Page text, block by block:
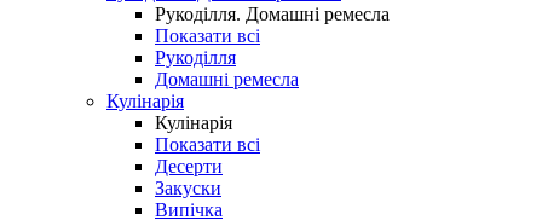
Рукоділля. Домашні ремесла
Показати всі
Рукоділля
Домашні ремесла
Кулінарія
Кулінарія
Показати всі
Десерти
Закуски
Випічка